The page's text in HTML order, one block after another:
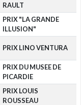
RAULT
PRIX "LA GRANDE
ILLUSION"
PRIX LINO VENTURA
PRIX DU MUSEE DE
PICARDIE
PRIX LOUIS
ROUSSEAU